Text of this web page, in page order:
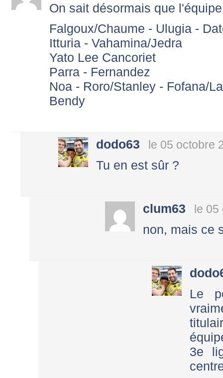
On sait désormais que
Falgoux/Chaume - Ulugia -
Itturia - Vahamina/Jedra
Yato Lee Cancoriet
Parra - Fernandez
Noa - Roro/Stanley - Fofana/
Bendy
dodo63 le 05 octobre
Tu en est sûr ?
clum63 le
non, mais ce
Le
3e